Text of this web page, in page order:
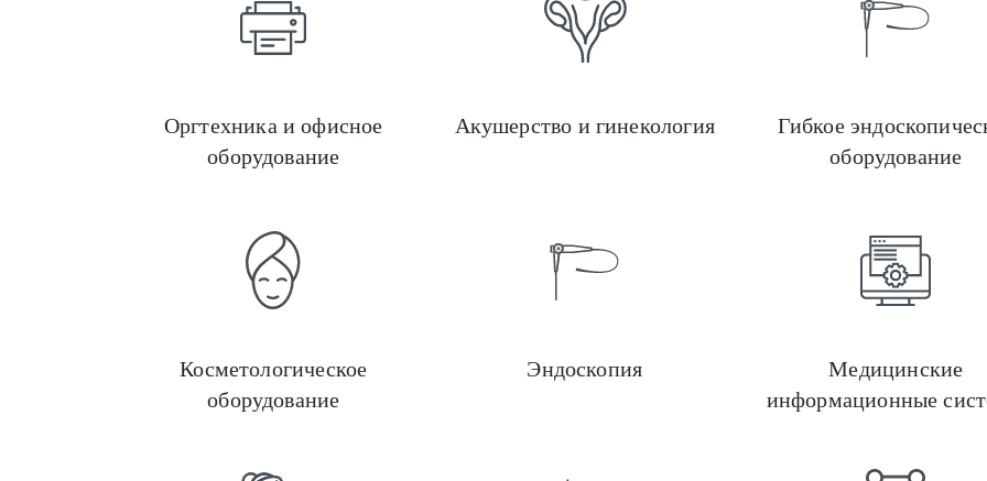
Оргтехника и офисное
оборудование
Акушерство и гинекология
Гибкое
оборудование
Косметологическое
оборудование
Эндоскопия
Медицинские
информационные
Хирургическое оборудование